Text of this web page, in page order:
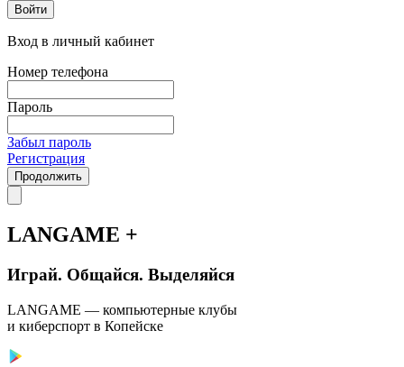
Войти
Вход в личный кабинет
Номер телефона
Пароль
Забыл пароль
Регистрация
Продолжить
LANGAME +
Играй. Общайся. Выделяйся
LANGAME — компьютерные клубы
и киберспорт в Копейске